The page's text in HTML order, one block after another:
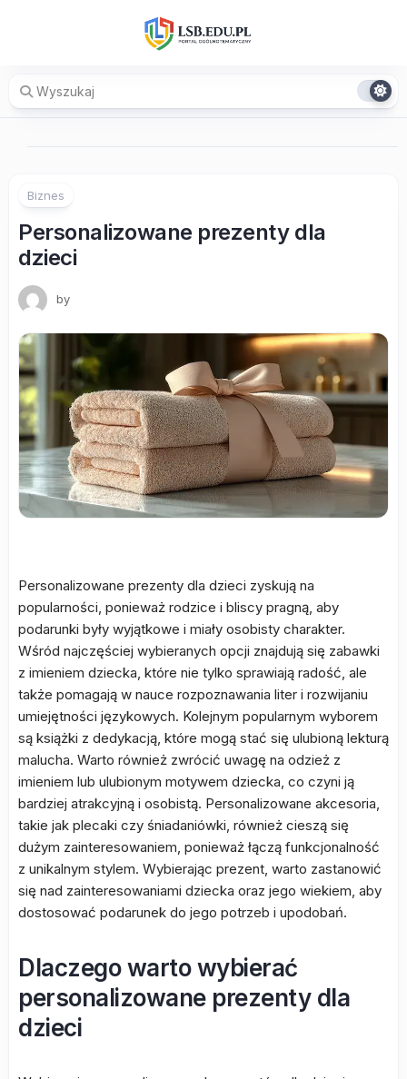
Biznes
Personalizowane prezenty dla
dzieci
by
Personalizowane prezenty dla dzieci zyskują na
popularności, ponieważ rodzice i bliscy pragną, aby
podarunki były wyjątkowe i miały osobisty charakter.
Wśród najczęściej wybieranych opcji znajdują się zabawki
z imieniem dziecka, które nie tylko sprawiają radość, ale
także pomagają w nauce rozpoznawania liter i rozwijaniu
umiejętności językowych. Kolejnym popularnym wyborem
są książki z dedykacją, które mogą stać się ulubioną lekturą
malucha. Warto również zwrócić uwagę na odzież z
imieniem lub ulubionym motywem dziecka, co czyni ją
bardziej atrakcyjną i osobistą. Personalizowane akcesoria,
takie jak plecaki czy śniadaniówki, również cieszą się
dużym zainteresowaniem, ponieważ łączą funkcjonalność
z unikalnym stylem. Wybierając prezent, warto zastanowić
się nad zainteresowaniami dziecka oraz jego wiekiem, aby
dostosować podarunek do jego potrzeb i upodobań.
Dlaczego warto wybierać
personalizowane prezenty dla
dzieci